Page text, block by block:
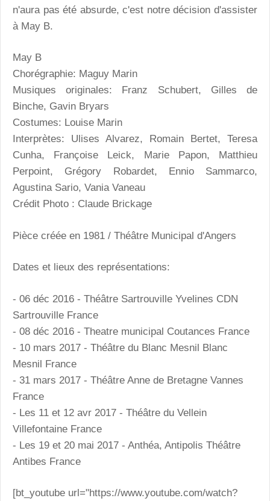
n'aura pas été absurde, c'est notre décision d'assister
à May B.
May B
Chorégraphie: Maguy Marin
Musiques originales: Franz Schubert, Gilles de
Binche, Gavin Bryars
Costumes: Louise Marin
Interprètes: Ulises Alvarez, Romain Bertet, Teresa
Cunha, Françoise Leick, Marie Papon, Matthieu
Perpoint, Grégory Robardet, Ennio Sammarco,
Agustina Sario, Vania Vaneau
Crédit Photo : Claude Brickage
Pièce créée en 1981 / Théâtre Municipal d'Angers
Dates et lieux des représentations:
- 06 déc 2016 - Théâtre Sartrouville Yvelines CDN
Sartrouville France
- 08 déc 2016 - Theatre municipal Coutances France
- 10 mars 2017 - Théâtre du Blanc Mesnil Blanc
Mesnil France
- 31 mars 2017 - Théâtre Anne de Bretagne Vannes
France
- Les 11 et 12 avr 2017 - Théâtre du Vellein
Villefontaine France
- Les 19 et 20 mai 2017 - Anthéa, Antipolis Théâtre
Antibes France
[bt_youtube url="https://www.youtube.com/watch?